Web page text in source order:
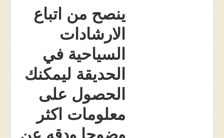
ينصح من اتباع
الارشادات
السياحية في
الحديقة ليمكنك
الحصول على
معلومات اكثر